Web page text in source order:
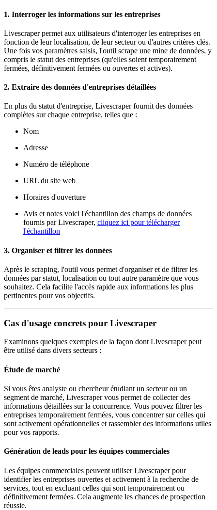
1. Interroger les informations sur les entreprises
Livescraper permet aux utilisateurs d'interroger les entreprises en
fonction de leur localisation, de leur secteur ou d'autres critères clés.
Une fois vos paramètres saisis, l'outil scrape une mine de données, y
compris le statut des entreprises (qu'elles soient temporairement
fermées, définitivement fermées ou ouvertes et actives).
2. Extraire des données d'entreprises détaillées
En plus du statut d'entreprise, Livescraper fournit des données
complètes sur chaque entreprise, telles que :
Nom
Adresse
Numéro de téléphone
URL du site web
Horaires d'ouverture
Avis et notes voici l'échantillon des champs de données
fournis par Livescraper, cliquez ici pour télécharger
l'échantillon
3. Organiser et filtrer les données
Après le scraping, l'outil vous permet d'organiser et de filtrer les
données par statut, localisation ou tout autre paramètre que vous
souhaitez. Cela facilite l'accès rapide aux informations les plus
pertinentes pour vos objectifs.
Cas d'usage concrets pour Livescraper
Examinons quelques exemples de la façon dont Livescraper peut
être utilisé dans divers secteurs :
Étude de marché
Si vous êtes analyste ou chercheur étudiant un secteur ou un
segment de marché, Livescraper vous permet de collecter des
informations détaillées sur la concurrence. Vous pouvez filtrer les
entreprises temporairement fermées, vous concentrer sur celles qui
sont activement opérationnelles et rassembler des informations utiles
pour vos rapports.
Génération de leads pour les équipes commerciales
Les équipes commerciales peuvent utiliser Livescraper pour
identifier les entreprises ouvertes et activement à la recherche de
services, tout en excluant celles qui sont temporairement ou
définitivement fermées. Cela augmente les chances de prospection
réussie.